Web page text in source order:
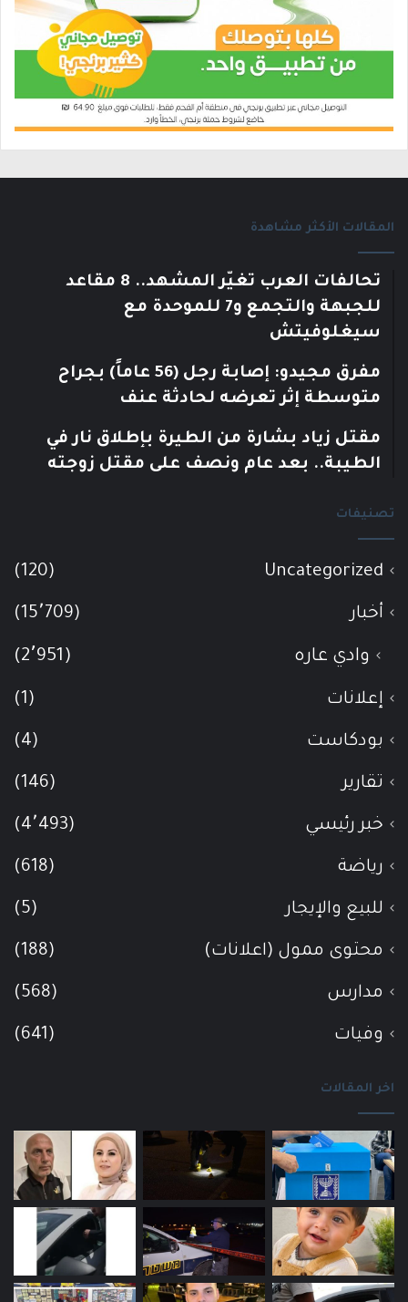
المقالات الأكثر مشاهدة
تحالفات العرب تغيّر المشهد.. 8 مقاعد
للجبهة والتجمع و7 للموحدة مع
سيغلوفيتش
مفرق مجيدو: إصابة رجل (56 عاماً) بجراح
متوسطة إثر تعرضه لحادثة عنف
مقتل زياد بشارة من الطيرة بإطلاق نار في
الطيبة.. بعد عام ونصف على مقتل زوجته
تصنيفات
Uncategorized
(120)
أخبار (15٬709)
وادي عاره (2٬951)
إعلانات (1)
بودكاست (4)
تقارير (146)
خبر رئيسي (4٬493)
رياضة (618)
للبيع والإيجار (5)
محتوى ممول (اعلانات) (188)
مدارس (568)
وفيات (641)
اخر المقالات